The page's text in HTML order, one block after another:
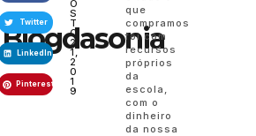
Blogdasonia
Twitter
LinkedIn
Pinterest
O
S
T
O
2
1,
2
0
1
9
que
compramos
foi com
recursos
próprios
da
escola,
com o
dinheiro
da nossa